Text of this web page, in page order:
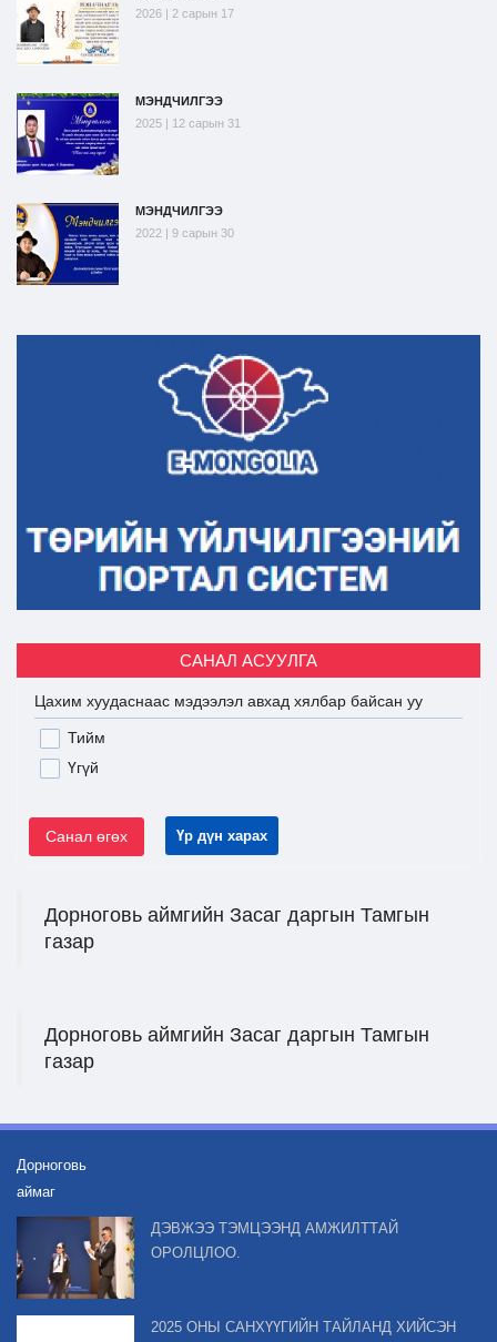
2026 | 2 сарын 17
МЭНДЧИЛГЭЭ
2025 | 12 сарын 31
МЭНДЧИЛГЭЭ
2022 | 9 сарын 30
САНАЛ АСУУЛГА
Цахим хуудаснаас мэдээлэл авхад хялбар байсан уу
Тийм
Үгүй
Санал өгөх Үр дүн харах
Дорноговь аймгийн Засаг даргын Тамгын
газар
Дорноговь аймгийн Засаг даргын Тамгын
газар
Дорноговь
аймаг
ДЭВЖЭЭ ТЭМЦЭЭНД АМЖИЛТТАЙ
ОРОЛЦЛОО.
2025 ОНЫ САНХҮҮГИЙН ТАЙЛАНД ХИЙСЭН